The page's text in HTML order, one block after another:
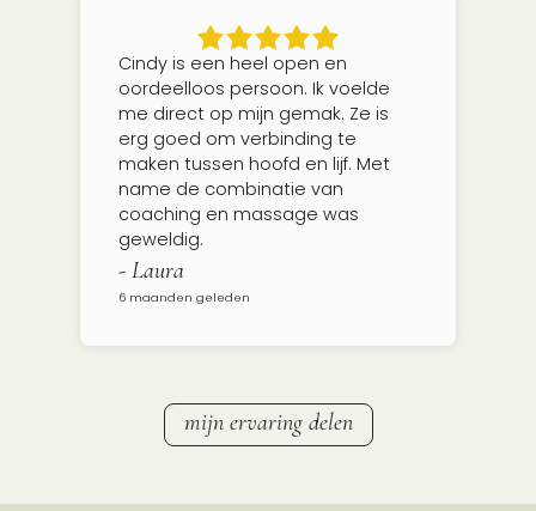
Cindy is een heel open en
oordeelloos persoon. Ik voelde
me direct op mijn gemak. Ze is
erg goed om verbinding te
maken tussen hoofd en lijf. Met
name de combinatie van
coaching en massage was
geweldig.
- Laura
6 maanden geleden
mijn ervaring delen